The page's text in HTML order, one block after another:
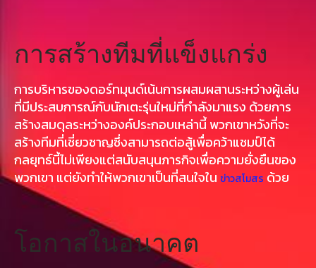
การสร้างทีมที่แข็งแกร่ง
การบริหารของดอร์ทมุนด์เน้นการผสมผสานระหว่างผู้เล่น
ที่มีประสบการณ์กับนักเตะรุ่นใหม่ที่กำลังมาแรง ด้วยการ
สร้างสมดุลระหว่างองค์ประกอบเหล่านี้ พวกเขาหวังที่จะ
สร้างทีมที่เชี่ยวชาญซึ่งสามารถต่อสู้เพื่อคว้าแชมป์ได้
กลยุทธ์นี้ไม่เพียงแต่สนับสนุนภารกิจเพื่อความยั่งยืนของ
พวกเขา แต่ยังทำให้พวกเขาเป็นที่สนใจใน ข่าวสโมสร ด้วย
โอกาสในอนาคต